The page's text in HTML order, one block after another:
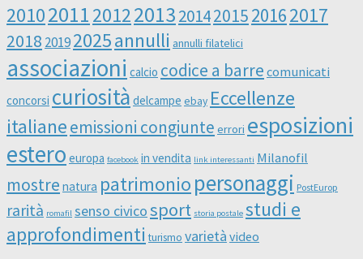
20102011201220132014201520162017
2018 20192025annulli annulli filatelici
associazioni calcio codice a barre comunicati
concorsi curiosità delcampe ebay Eccellenze
italianeemissioni congiunte errori esposizioni
estero europa facebook in vendita link interessanti Milanofil
mostre natura patrimonio personaggi PostEurop
rarità romafil senso civicosport storia postale studi e
approfondimenti turismo varietà video